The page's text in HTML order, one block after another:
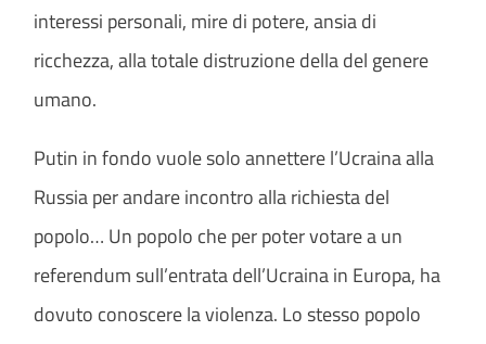
interessi personali, mire di potere, ansia di
ricchezza, alla totale distruzione della del genere
umano.
Putin in fondo vuole solo annettere l’Ucraina alla
Russia per andare incontro alla richiesta del
popolo… Un popolo che per poter votare a un
referendum sull’entrata dell’Ucraina in Europa, ha
dovuto conoscere la violenza. Lo stesso popolo